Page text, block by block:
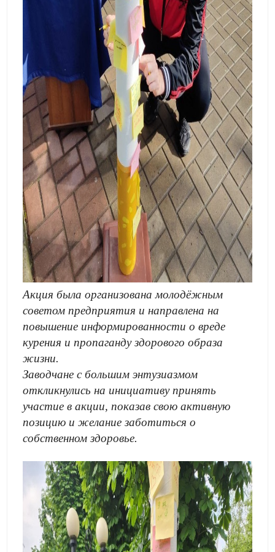
Акция была организована молодёжным
советом предприятия и направлена на
повышение информированности о вреде
курения и пропаганду здорового образа
жизни.
Заводчане с большим энтузиазмом
откликнулись на инициативу принять
участие в акции, показав свою активную
позицию и желание заботиться о
собственном здоровье.